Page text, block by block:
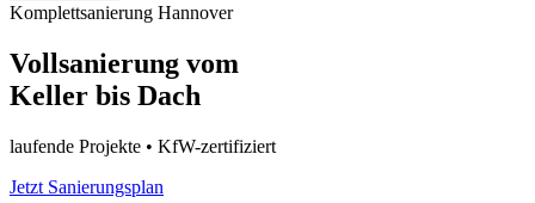
Komplettsanierung Hannover
Vollsanierung vom
Keller bis Dach
laufende Projekte • KfW-zertifiziert
Jetzt Sanierungsplan